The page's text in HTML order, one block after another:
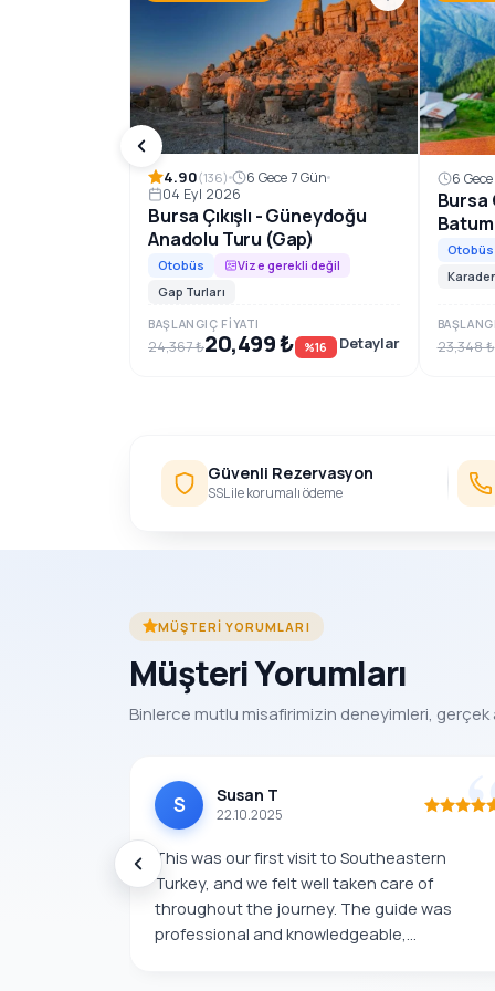
Rezervasyon ve Bilgi
4.90(136)
6 Gece 7 Gün
04 Eyl 2026
Bursa Çıkışlı - Güneydoğu
Anadolu Turu (Gap)
Otobüs
Vize gerekli değil
Gap Turları
BAŞLANGIÇ FIYATI
24,367 ₺20,499 ₺ %16 Detaylar
6
Bursa
Otobüs
23,348 ₺
Güvenli Rezervasyon
SSL ile korumalı ödeme
MÜŞTERI YORUMLARI
Müşteri Yorumları
Binlerce mutlu misafirimizin deneyimleri, gerçek
S Susan T
22.10.2025
This was our first visit to Southeastern
Turkey, and we felt well taken care of
throughout the journey. The guide was
professional and knowledgeable,...